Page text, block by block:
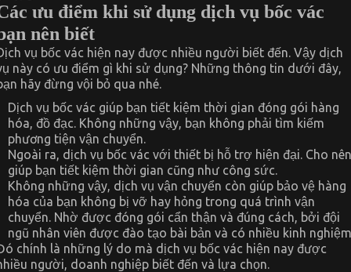
ưu điểm khi sử dụng dịch vụ bốc vác
nên biết
vụ bốc vác hiện nay được nhiều người biết đến. Vậy dịch
này có ưu điểm gì khi sử dụng? Những thông tin dưới đây,
hãy đừng vội bỏ qua nhé.
Dịch vụ bốc vác giúp bạn tiết kiệm thời gian đóng gói hàng
hóa, đồ đạc. Không những vậy, bạn không phải tìm kiếm
phương tiện vận chuyển.
Ngoài ra, dịch vụ bốc vác với thiết bị hỗ trợ hiện đại. Cho nên
giúp bạn tiết kiệm thời gian cũng như công sức.
Không những vậy, dịch vụ vận chuyển còn giúp bảo vệ hàng
hóa của bạn không bị vỡ hay hỏng trong quá trình vận
chuyển. Nhờ được đóng gói cẩn thận và đúng cách, bởi đội
ngũ nhân viên được đào tạo bài bản và có nhiều kinh
chính là những lý do mà dịch vụ bốc vác hiện nay được
người, doanh nghiệp biết đến và lựa chọn.